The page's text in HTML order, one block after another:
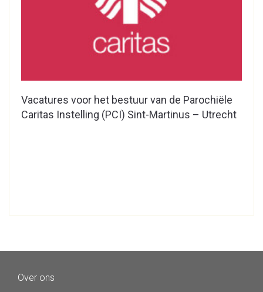
Vacatures voor het bestuur van de Parochiële
Caritas Instelling (PCI) Sint-Martinus – Utrecht
Over ons